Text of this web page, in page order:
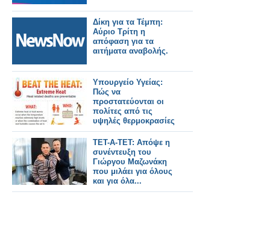
Δίκη για τα Τέμπη:
Αύριο Τρίτη η
απόφαση για τα
αιτήματα αναβολής.
Υπουργείο Υγείας:
Πώς να
προστατεύονται οι
πολίτες από τις
υψηλές θερμοκρασίες
ΤΕΤ-Α-ΤΕΤ: Απόψε η
συνέντευξη του
Γιώργου Μαζωνάκη
που μιλάει για όλους
και για όλα...